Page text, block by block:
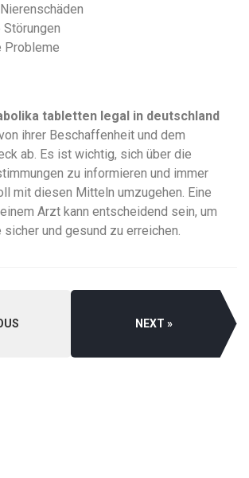
Störungen
Probleme
tabletten legal in deutschland
ihrer Beschaffenheit und dem
ab. Es ist wichtig, sich über die
zu informieren und immer
mit diesen Mitteln umzugehen. Eine
Arzt kann entscheidend sein, um
und gesund zu erreichen.
NEXT